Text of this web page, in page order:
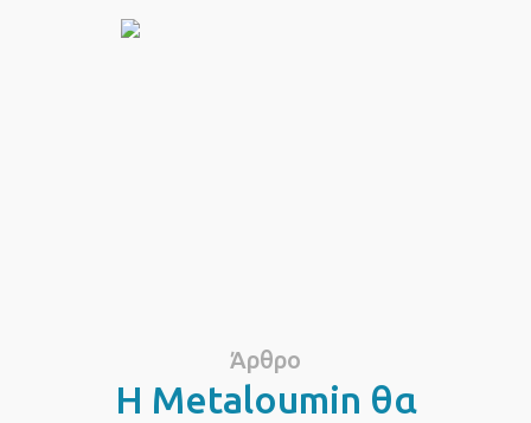
Άρθρο
Η Metaloumin θα